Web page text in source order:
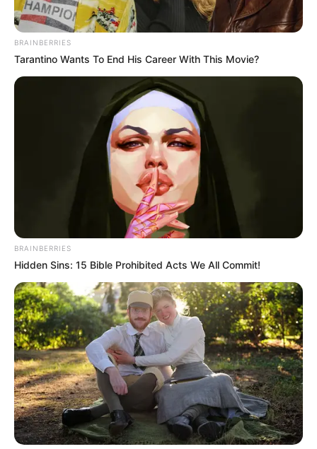
BRAINBERRIES
Tarantino Wants To End His Career With This Movie?
BRAINBERRIES
Hidden Sins: 15 Bible Prohibited Acts We All Commit!